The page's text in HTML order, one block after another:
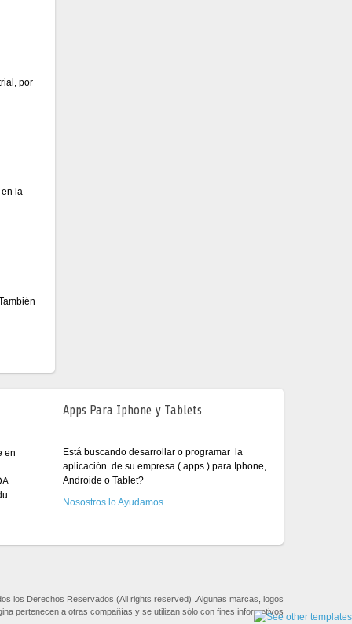
por
en la
en
Apps Para Iphone y Tablets
Está buscando desarrollar o programar la
aplicación de su empresa ( apps ) para Iphone,
Androide o Tablet?
Nosostros lo Ayudamos
los Derechos Reservados (All rights reserved) .Algunas marcas, logos
pertenecen a otras compañías y se utilizan sólo con fines informativos